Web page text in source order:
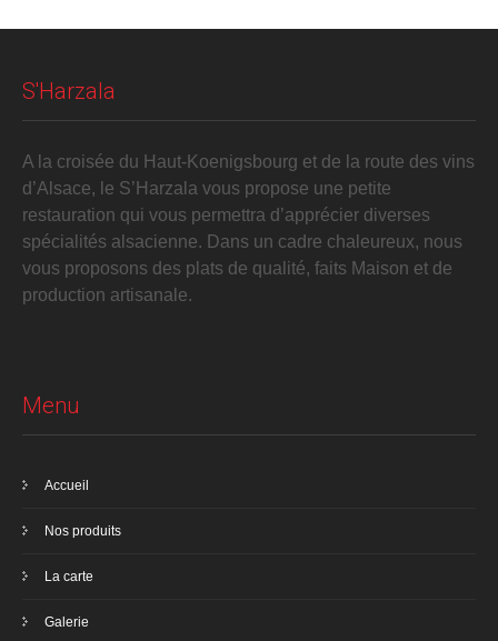
S'Harzala
A la croisée du Haut-Koenigsbourg et de la route des vins
d’Alsace, le S’Harzala vous propose une petite
restauration qui vous permettra d’apprécier diverses
spécialités alsacienne. Dans un cadre chaleureux, nous
vous proposons des plats de qualité, faits Maison et de
production artisanale.
Menu
Accueil
Nos produits
La carte
Galerie